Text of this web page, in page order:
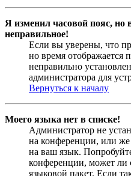
Я изменил часовой пояс, но
неправильное!
Если вы уверены, что
но время отображается
неправильно
администратора для
Вернуться к началу
Моего языка нет в списке!
Администратор не
на конференции, или же
на ваш язык.
конференции, может ли
языковой пакет. Если